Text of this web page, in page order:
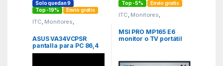
Solo quedan 9
Top -19%
Envío gratis
ITC, Monitores,
Periféricos
ASUS VA34VCPSR
pantalla para PC 86,4
cm (34″) 3440 x 1440
Top -5% Envío gratis
ITC, Monitores,
Periféricos
MSI PRO MP165 E6
monitor o TV portátil
1920 x 1080 Pixeles